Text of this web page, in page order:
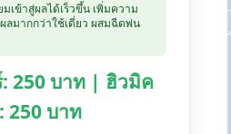
เข้าสู่ผลได้เร็วขึ้น เพิ่มความ
ลมากกว่าใช้เดี่ยว ผสมฉีดพ่น
: 250 บาท | ฮิวมิค
250 บาท